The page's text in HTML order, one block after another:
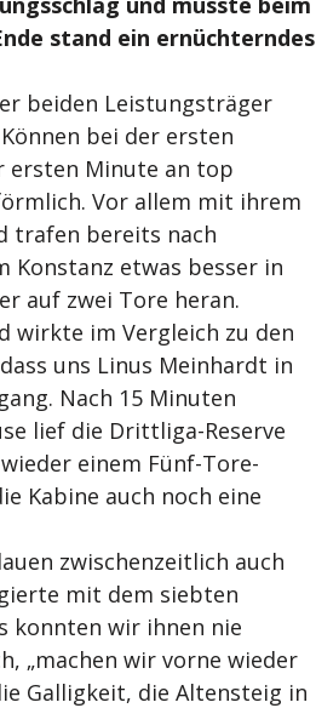
stand ein ernüchterndes
beiden Leistungsträger
bei der ersten
ersten Minute an top
Vor allem mit ihrem
trafen bereits nach
Konstanz etwas besser in
auf zwei Tore heran.
wirkte im Vergleich zu den
uns Linus Meinhardt in
Nach 15 Minuten
lief die Drittliga-Reserve
einem Fünf-Tore-
Kabine auch noch eine
zwischenzeitlich auch
mit dem siebten
konnten wir ihnen nie
„machen wir vorne wieder
Galligkeit, die Altensteig in